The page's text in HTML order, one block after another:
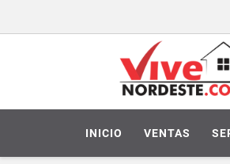
INICIO VENTAS